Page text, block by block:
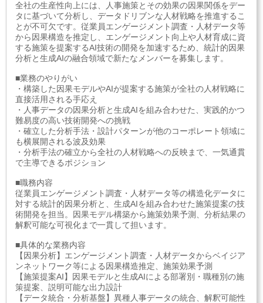
全社の生産性向上には、人事施策とその効果の因果関係をデー
タに基づいて分析し、データドリブンな人材戦略を推進するこ
とが不可欠です。従業員エンゲージメント調査・人材データ等
から因果構造を推定し、エンゲージメント向上や人材育成に資
する施策を提案するAI技術の開発を加速するため、統計的因果
分析と生成AIの融合領域で新たなメンバーを募集します。
■業務のやりがい
・構築した因果モデルやAIが提案する施策が全社の人材戦略に
直接活用される手応え
・人事データの因果分析と生成AIを組み合わせた、実践的かつ
難易度の高い技術開発への挑戦
・確立した分析手法・設計パターンが他のコーポレート領域に
も横展開される波及効果
・分析手法の確立から全社の人材戦略への反映まで、一気通貫
で主導できるポジション
■職務内容
従業員エンゲージメント調査・人材データ等の構造化データに
対する統計的因果分析と、生成AIを組み合わせた施策提案の技
術開発を担当。因果モデル構築から施策効果予測、分析結果の
解釈可能な可視化まで一貫して担います。
■具体的な業務内容
【因果分析】エンゲージメント調査・人材データからベイジア
ンネットワーク等による因果構造推定、施策効果予測
【施策提案AI】因果モデルと生成AIによる部署別・職種別の施
策提案、説明可能な出力設計
【データ統合・分析基盤】異種人事データの統合、解釈可能性